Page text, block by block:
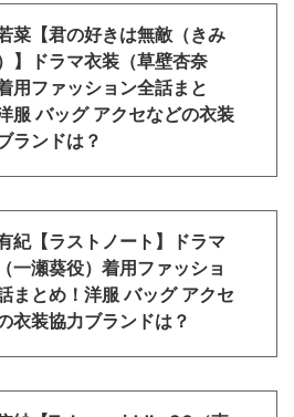
菜【君の好きは無敵（きみ
】ドラマ衣装（草壁杏奈
用ファッション全話まと
服 バッグ アクセなどの衣装
ランドは？
紀【ラストノート】ドラマ
一瀬葵役）着用ファッショ
まとめ！洋服 バッグ アクセ
衣装協力ブランドは？